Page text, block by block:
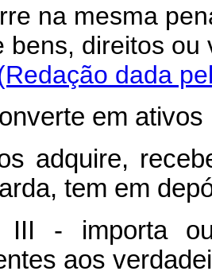
na mesma
bens, direitos
dada
em ativos
recebe,
tem em
ou
aos